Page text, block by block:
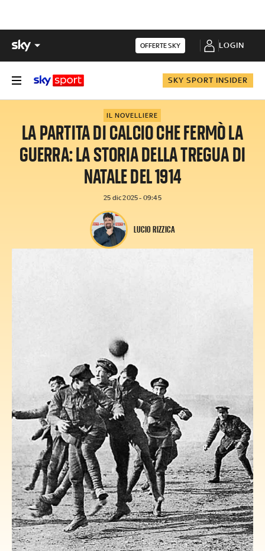
OFFERTE SKY LOGIN
SKY SPORT INSIDER
IL NOVELLIERE
LA PARTITA DI CALCIO CHE FERMÒ LA
GUERRA: LA STORIA DELLA TREGUA DI
NATALE DEL 1914
25 dic 2025 - 09:45
LUCIO RIZZICA